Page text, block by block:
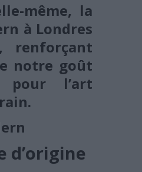
même, la
à Londres
renforçant
notre goût
pour l’art
d’origine